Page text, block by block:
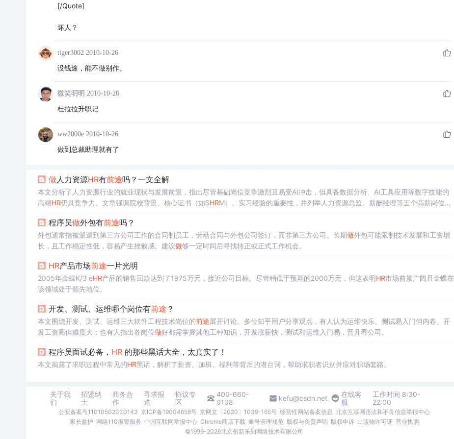
[/Quote]
坏人？
tiger3002 2010-10-26
没钱途，能不做别作。
微笑明明 2010-10-26
杜拉拉升职记
ww2000e 2010-10-26
做到总裁助理就有了
做人力资源HR有前途吗？一文全解
本文分析了人力资源行业的就业现状与发展前景，指出尽管基础岗位竞争激烈且易受AI冲击，但具备数据分析、AI工具应用等数字技能的
高端HR仍具竞争力。文章强调院校背景、核心证书（如SHRM）、实习经验的重要性，并列举人力资源总监、薪酬经理等五个高薪岗位，
程序员做外包有前途吗？
外包通常指被派遣到第三方公司工作的合同制员工，劳动合同与外包公司签订，而非第三方公司。长期做外包可能限制技术发展和工资增
长，且工作稳定性低，容易产生挫败感。建议做够一定时间后寻找转正或正式工作机会。
HR产品市场前途一片光明
2005年金蝶K/3 eHR产品的销售回款达到了1975万元，接近公司目标。尽管稍低于预期的2000万元，但这表明HR市场前景广阔且金蝶在
该领域处于领先地位。
开发、测试、运维哪个岗位有前途 ？
本文围绕开发、测试、运维三大软件工程技术岗位的前途展开讨论。多位知乎用户分享观点，有人认为运维快乐、测试易入门但内卷、开
发工资高但难度大；也有人指出各岗位做好都需掌握其他工种知识，开发涨薪快，测试和运维入门易，晋升看公司。
程序员面试必备， HR的那些黑话大全，太真实了！
本文揭露了求职过程中常见的HR黑话，解析了薪资、加班、福利等背后的潜台词，帮助求职者识别并应对职场套路。
关于我
们
招贤纳
士
商务合
作
寻求报
道
协议专
区
400-660-
0108
kefu@csdn.net
在线客
服
工作时间 8:30-
22:00
公安备案号11010502030143 京ICP备19004658号 京网文〔2020〕1039-165号 经营性网站备案信息 北京互联网违法和不良信息举报中心
家长监护 网络110报警服务 中国互联网举报中心 Chrome商店下载 账号管理规范 版权与免责声明 版权申诉 出版物许可证 营业执照
©1999-2026北京创新乐知网络技术有限公司